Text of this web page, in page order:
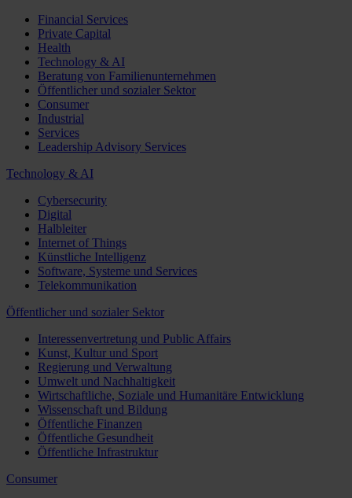
Financial Services
Private Capital
Health
Technology & AI
Beratung von Familienunternehmen
Öffentlicher und sozialer Sektor
Consumer
Industrial
Services
Leadership Advisory Services
Technology & AI
Cybersecurity
Digital
Halbleiter
Internet of Things
Künstliche Intelligenz
Software, Systeme und Services
Telekommunikation
Öffentlicher und sozialer Sektor
Interessenvertretung und Public Affairs
Kunst, Kultur und Sport
Regierung und Verwaltung
Umwelt und Nachhaltigkeit
Wirtschaftliche, Soziale und Humanitäre Entwicklung
Wissenschaft und Bildung
Öffentliche Finanzen
Öffentliche Gesundheit
Öffentliche Infrastruktur
Consumer